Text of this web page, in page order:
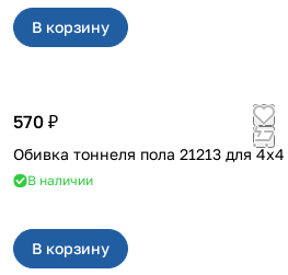
В корзину
570 ₽
Обивка тоннеля пола 21213 для 4x4
В наличии
В корзину